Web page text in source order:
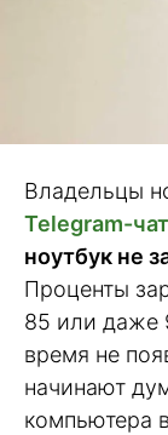
Владельцы
Telegram-
ноутбук не
Проценты
85 или даже
время не
начинают
компьютера